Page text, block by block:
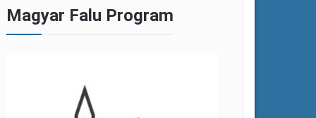
Magyar Falu Program